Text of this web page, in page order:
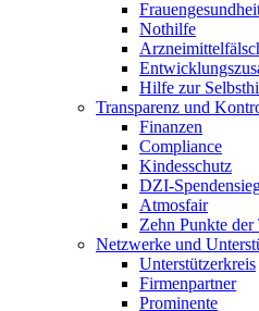
Nothilfe
Hilfe zur
Transparenz und
Finanzen
Compliance
Kindesschutz
DZI-
Atmosfair
Zehn Punkte der
Netzwerke und
Unterstützerkreis
Firmenpartner
Prominente